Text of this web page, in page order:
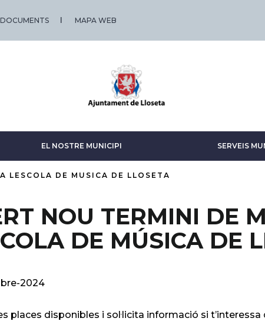
DOCUMENTS MAPA WEB
EL NOSTRE MUNICIPI SERVEIS
LESCOLA DE MUSICA DE LLOSETA
NOU TERMINI DE
DE MÚSICA DE
2024
places disponibles i sol·licita informació si